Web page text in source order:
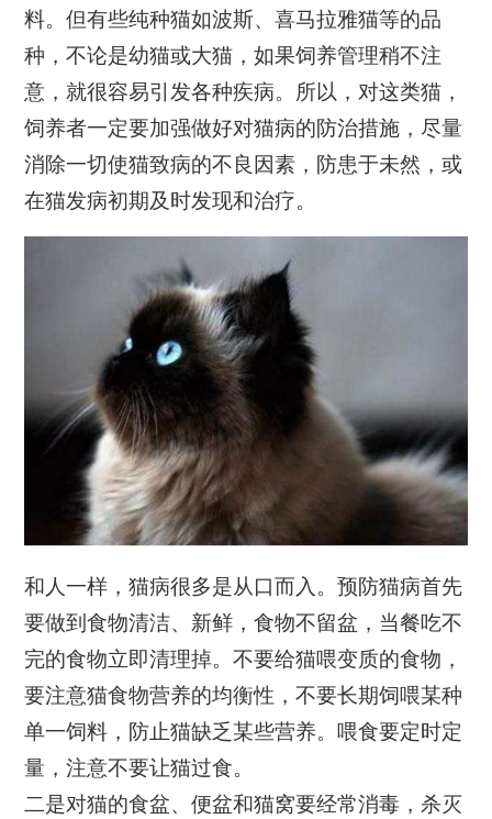
料。但有些纯种猫如波斯、喜马拉雅猫等的品
种，不论是幼猫或大猫，如果饲养管理稍不注
意，就很容易引发各种疾病。所以，对这类猫，
饲养者一定要加强做好对猫病的防治措施，尽量
消除一切使猫致病的不良因素，防患于未然，或
在猫发病初期及时发现和治疗。
和人一样，猫病很多是从口而入。预防猫病首先
要做到食物清洁、新鲜，食物不留盆，当餐吃不
完的食物立即清理掉。不要给猫喂变质的食物，
要注意猫食物营养的均衡性，不要长期饲喂某种
单一饲料，防止猫缺乏某些营养。喂食要定时定
量，注意不要让猫过食。
二是对猫的食盆、便盆和猫窝要经常消毒，杀灭